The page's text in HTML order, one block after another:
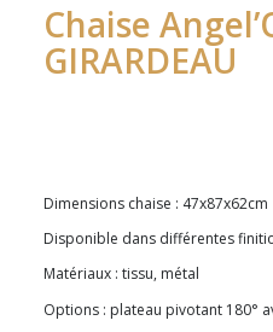
Chaise
GIRARDEAU
Dimensions chaise : 47x87x62cm
Disponible dans différentes
Matériaux : tissu, métal
Options : plateau pivotant 180°